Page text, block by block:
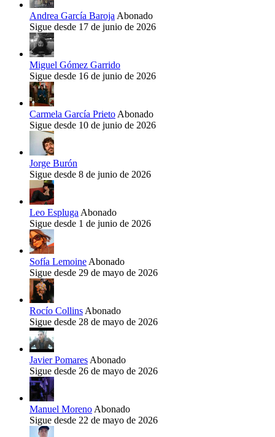
Andrea García Baroja Abonado
Sigue desde 17 de junio de 2026
Miguel Gómez Garrido
Sigue desde 16 de junio de 2026
Carmela García Prieto Abonado
Sigue desde 10 de junio de 2026
Jorge Burón
Sigue desde 8 de junio de 2026
Leo Espluga Abonado
Sigue desde 1 de junio de 2026
Sofía Lemoine Abonado
Sigue desde 29 de mayo de 2026
Rocío Collins Abonado
Sigue desde 28 de mayo de 2026
Javier Pomares Abonado
Sigue desde 26 de mayo de 2026
Manuel Moreno Abonado
Sigue desde 22 de mayo de 2026